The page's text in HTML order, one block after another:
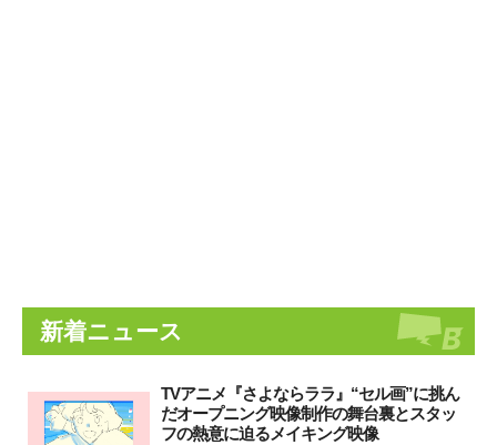
新着ニュース
TVアニメ『さよならララ』“セル画”に挑ん
だオープニング映像制作の舞台裏とスタッ
フの熱意に迫るメイキング映像